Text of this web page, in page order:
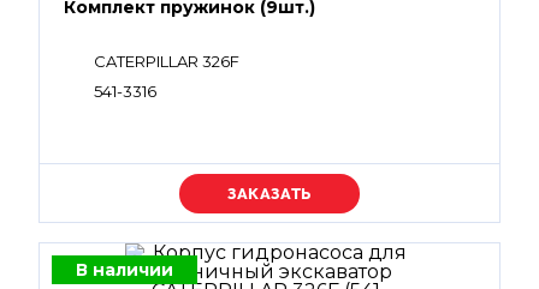
Комплект пружинок (9шт.)
CATERPILLAR 326F
541-3316
Уточняйте цену
В наличии